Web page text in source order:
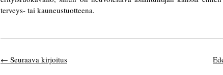
terveys- tai kauneustuotteena.
← Seuraava kirjoitus